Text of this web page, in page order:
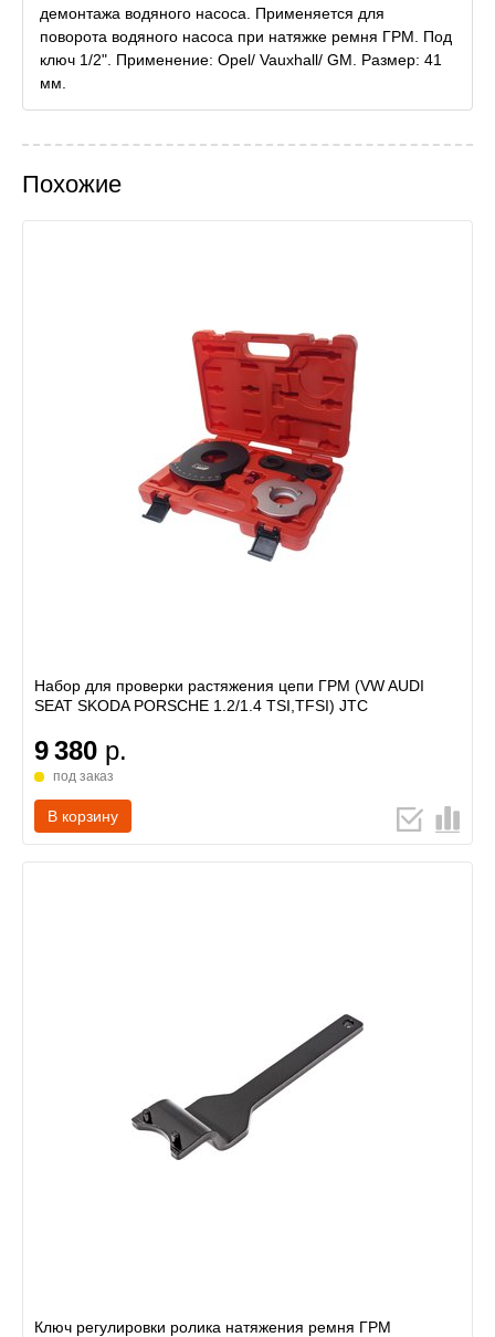
демонтажа водяного насоса. Применяется для
поворота водяного насоса при натяжке ремня ГРМ. Под
ключ 1/2". Применение: Opel/ Vauxhall/ GM. Размер: 41
мм.
Похожие
Набор для проверки растяжения цепи ГРМ (VW AUDI
SEAT SKODA PORSCHE 1.2/1.4 TSI,TFSI) JTC
9 380 р.
под заказ
В корзину
Ключ регулировки ролика натяжения ремня ГРМ